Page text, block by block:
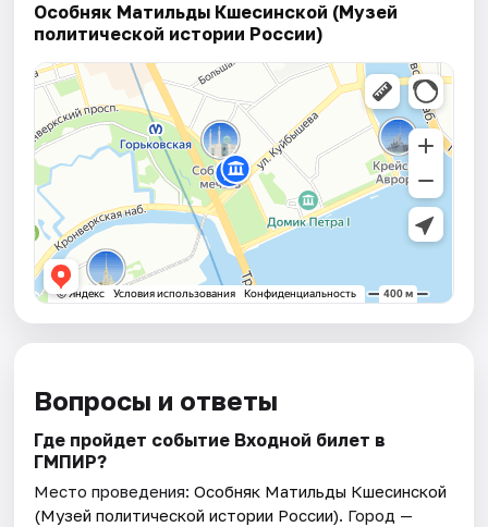
Особняк Матильды Кшесинской (Музей
политической истории России)
Вопросы и ответы
Где пройдет событие Входной билет в
ГМПИР?
Место проведения:Особняк Матильды Кшесинской
(Музей политической истории России). Город —